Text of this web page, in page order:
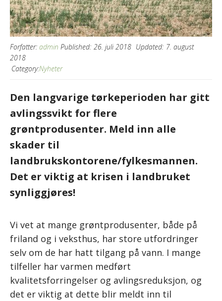
Forfatter: admin Published: 26. juli 2018 Updated: 7. august
2018
Category:Nyheter
Den langvarige tørkeperioden har gitt
avlingssvikt for flere
grøntprodusenter. Meld inn alle
skader til
landbrukskontorene/fylkesmannen.
Det er viktig at krisen i landbruket
synliggjøres!
Vi vet at mange grøntprodusenter, både på
friland og i veksthus, har store utfordringer
selv om de har hatt tilgang på vann. I mange
tilfeller har varmen medført
kvalitetsforringelser og avlingsreduksjon, og
det er viktig at dette blir meldt inn til